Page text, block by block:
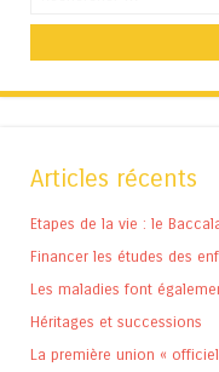
Articles récents
Etapes de la vie : le
Financer les études des
Les maladies font
Héritages et successions
La première union «